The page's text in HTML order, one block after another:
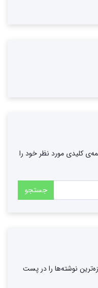
کلیدی مورد نظر خود را
جستجو
نوشته‌ها را در پست